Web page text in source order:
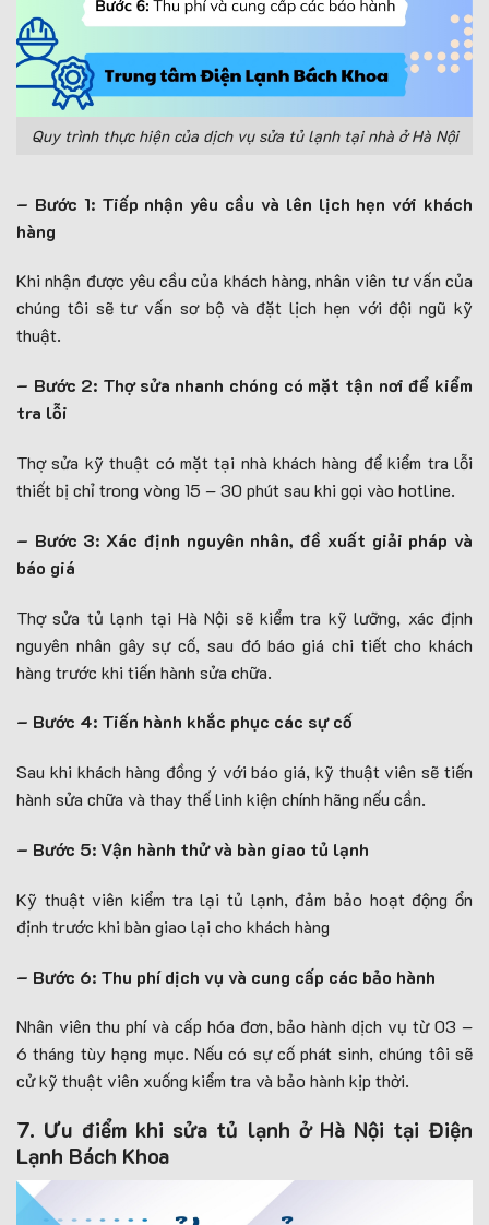
Quy trình thực hiện của dịch vụ sửa tủ lạnh tại nhà ở Hà Nội
– Bước 1: Tiếp nhận yêu cầu và lên lịch hẹn với khách
hàng
Khi nhận được yêu cầu của khách hàng, nhân viên tư vấn của
chúng tôi sẽ tư vấn sơ bộ và đặt lịch hẹn với đội ngũ kỹ
thuật.
– Bước 2: Thợ sửa nhanh chóng có mặt tận nơi để kiểm
tra lỗi
Thợ sửa kỹ thuật có mặt tại nhà khách hàng để kiểm tra lỗi
thiết bị chỉ trong vòng 15 – 30 phút sau khi gọi vào hotline.
– Bước 3: Xác định nguyên nhân, đề xuất giải pháp và
báo giá
Thợ sửa tủ lạnh tại Hà Nội sẽ kiểm tra kỹ lưỡng, xác định
nguyên nhân gây sự cố, sau đó báo giá chi tiết cho khách
hàng trước khi tiến hành sửa chữa.
– Bước 4: Tiến hành khắc phục các sự cố
Sau khi khách hàng đồng ý với báo giá, kỹ thuật viên sẽ tiến
hành sửa chữa và thay thế linh kiện chính hãng nếu cần.
– Bước 5: Vận hành thử và bàn giao tủ lạnh
Kỹ thuật viên kiểm tra lại tủ lạnh, đảm bảo hoạt động ổn
định trước khi bàn giao lại cho khách hàng
– Bước 6: Thu phí dịch vụ và cung cấp các bảo hành
Nhân viên thu phí và cấp hóa đơn, bảo hành dịch vụ từ 03 –
6 tháng tùy hạng mục. Nếu có sự cố phát sinh, chúng tôi sẽ
cử kỹ thuật viên xuống kiểm tra và bảo hành kịp thời.
7. Ưu điểm khi sửa tủ lạnh ở Hà Nội tại Điện
Lạnh Bách Khoa